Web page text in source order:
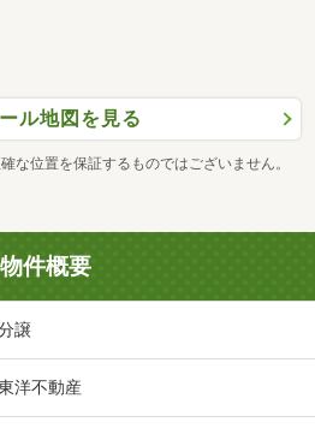
ル地図を見る
な位置を保証するものではございません。
物件概要
譲
洋不動産